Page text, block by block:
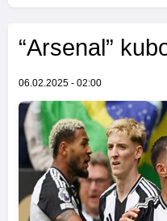
“Arsenal”
06.02.2025 - 02:00